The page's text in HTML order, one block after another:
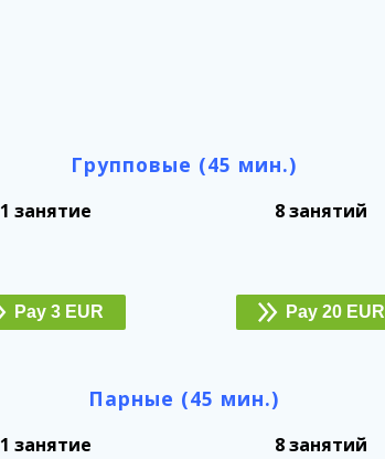
Групповые (45 мин.)
1 занятие
Pay 3 EUR
8 занятий
Pay 20 EUR
Парные (45 мин.)
1 занятие 8 занятий